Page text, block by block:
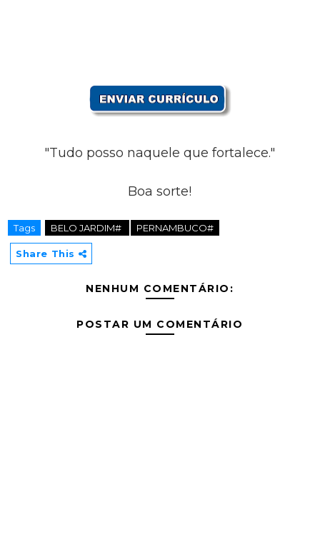
"Tudo posso naquele que fortalece."
Boa sorte!
Tags BELO JARDIM# PERNAMBUCO#
Share This
NENHUM COMENTÁRIO:
POSTAR UM COMENTÁRIO